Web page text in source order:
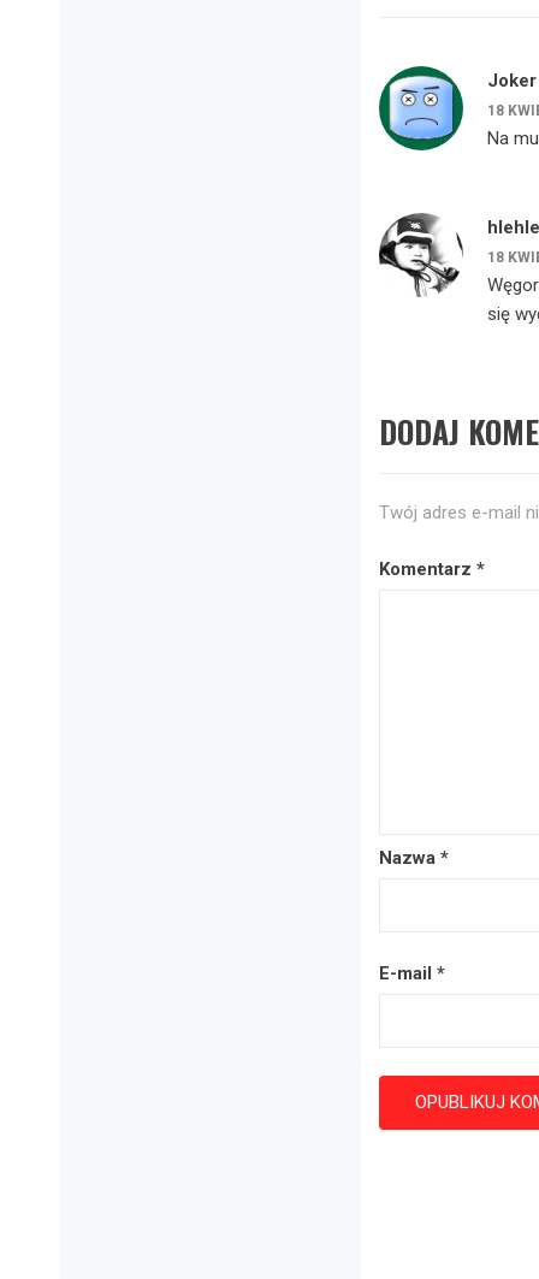
Joker
18
Na
hlehle
18
się
DODAJ
Twój adres e-mail
Komentarz *
Nazwa *
E-mail *